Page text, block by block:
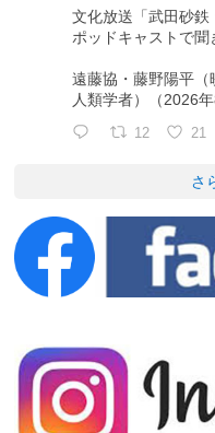
文化放送「武田砂鉄
ポッドキャストで聞
遠藤協・藤野陽平
人類学者）（2026
12 21
さ